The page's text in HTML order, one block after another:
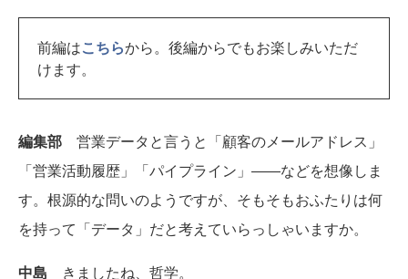
前編はこちらから。後編からでもお楽しみいただ
けます。
編集部 営業データと言うと「顧客のメールアドレス」
「営業活動履歴」「パイプライン」――などを想像しま
す。根源的な問いのようですが、そもそもおふたりは何
を持って「データ」だと考えていらっしゃいますか。
中島 きましたね、哲学。